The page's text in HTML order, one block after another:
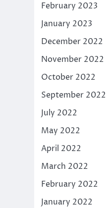
February 2023
January 2023
December 2022
November 2022
October 2022
September 2022
July 2022
May 2022
April 2022
March 2022
February 2022
January 2022